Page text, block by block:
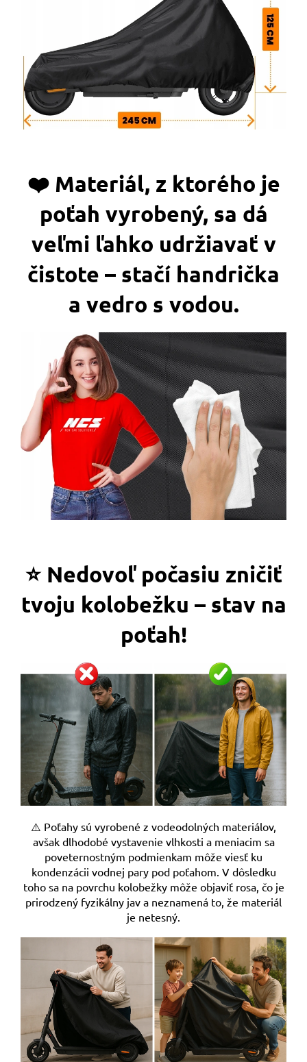
❤️‍ Materiál, z ktorého je
poťah vyrobený, sa dá
veľmi ľahko udržiavať v
čistote – stačí handrička
a vedro s vodou.
⭐ Nedovoľ počasiu zničiť
tvoju kolobežku – stav na
poťah!
⚠️ Poťahy sú vyrobené z vodeodolných materiálov,
avšak dlhodobé vystavenie vlhkosti a meniacim sa
poveternostným podmienkam môže viesť ku
kondenzácii vodnej pary pod poťahom. V dôsledku
toho sa na povrchu kolobežky môže objaviť rosa, čo je
prirodzený fyzikálny jav a neznamená to, že materiál
je netesný.